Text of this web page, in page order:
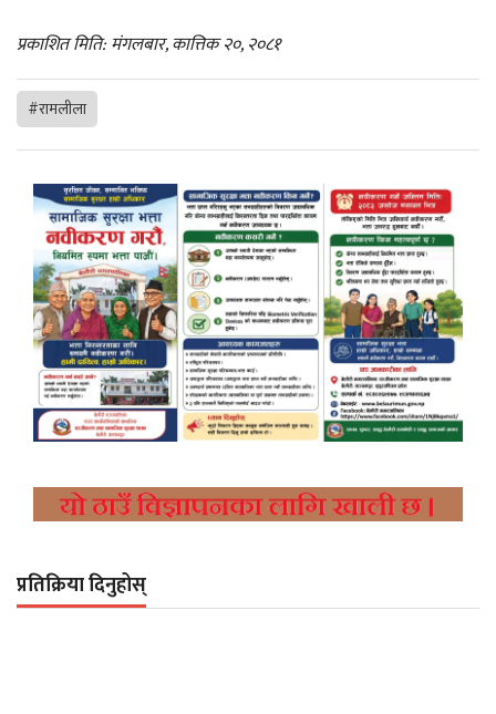
प्रकाशित मिति: मंगलबार, कात्तिक २०, २०८१
#रामलीला
प्रतिक्रिया दिनुहोस्